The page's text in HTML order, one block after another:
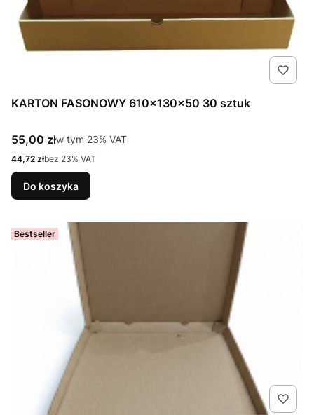
KARTON FASONOWY 610x130x50 30 sztuk
Cena brutto
55,00 złw tym %s VAT
w tym 23% VAT
Cena netto
44,72 złbez 23% VAT
Do koszyka
Bestseller